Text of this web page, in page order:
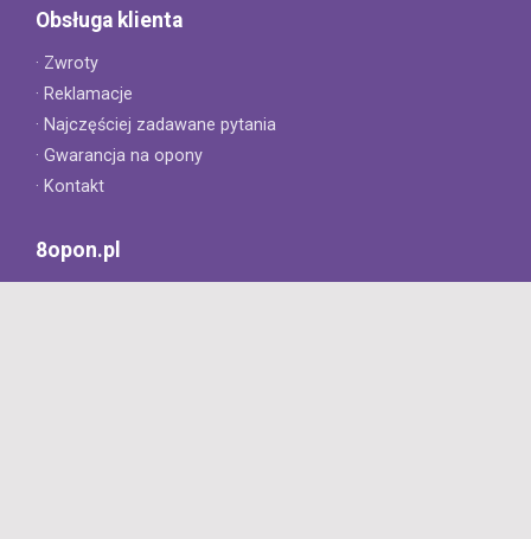
Obsługa klienta
· Zwroty
· Reklamacje
· Najczęściej zadawane pytania
· Gwarancja na opony
· Kontakt
8opon.pl